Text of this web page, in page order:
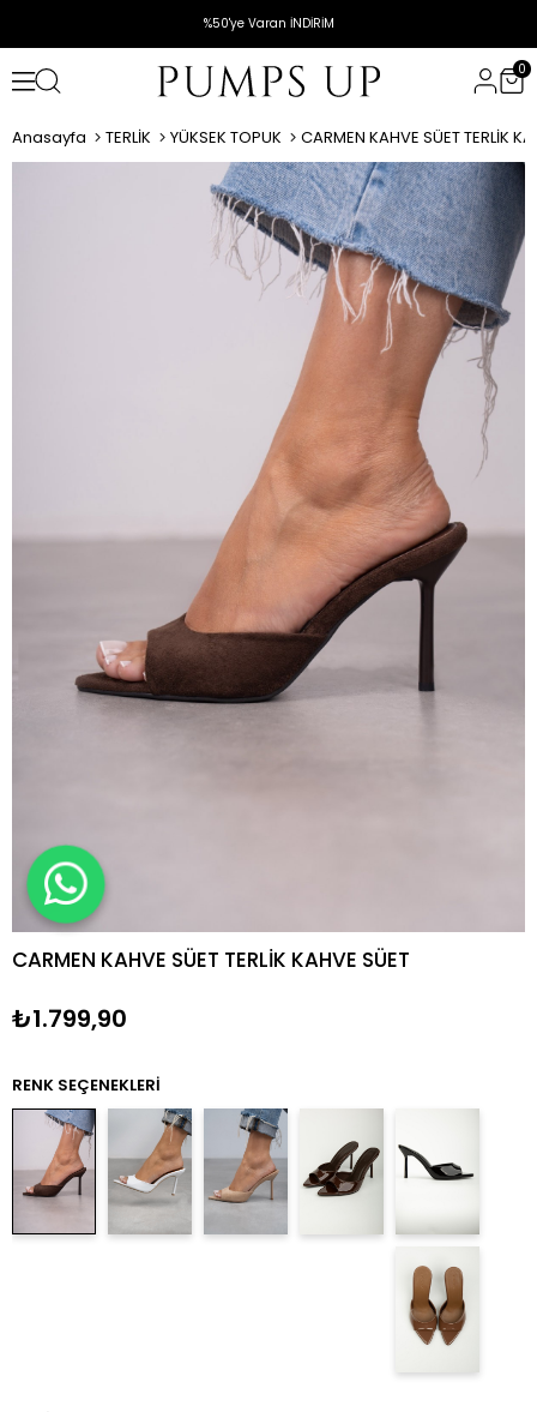
%50'ye Varan İNDİRİM
0
Anasayfa TERLİK YÜKSEK TOPUK CARMEN KAHVE SÜET TERLİK
CARMEN KAHVE SÜET TERLİK KAHVE SÜET
₺1.799,90
RENK SEÇENEKLERI